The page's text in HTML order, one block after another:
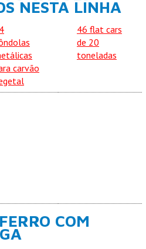
NESTA LINHA
carvão
46 flat cars
de 20
toneladas
COM